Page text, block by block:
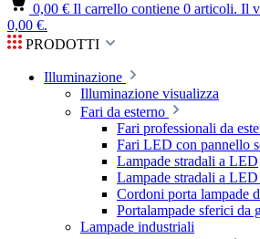
0,00 € Il carrello contiene 0 articoli. Il
0,00 €.
PRODOTTI
Illuminazione
Illuminazione visualizza
Fari da esterno
Fari professionali da
Fari LED con pannello
Lampade stradali a LED
Lampade stradali a
Cordoni porta lampade
Portalampade sferici da
Lampade industriali